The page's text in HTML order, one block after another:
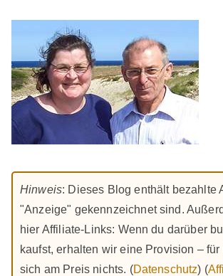
Hinweis: Dieses Blog enthält bezahlte
"Anzeige" gekennzeichnet sind.
hier Affiliate-Links: Wenn du darüber
kaufst, erhalten wir eine Provision –
sich am Preis nichts. (Datenschutz) (